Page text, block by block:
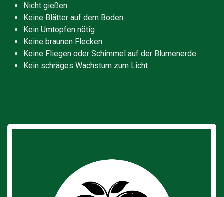
Nicht gießen
Keine Blätter auf dem Boden
Kein Umtopfen nötig
Keine braunen Flecken
Keine Fliegen oder Schimmel auf der Blumenerde
Kein schräges Wachstum zum Licht